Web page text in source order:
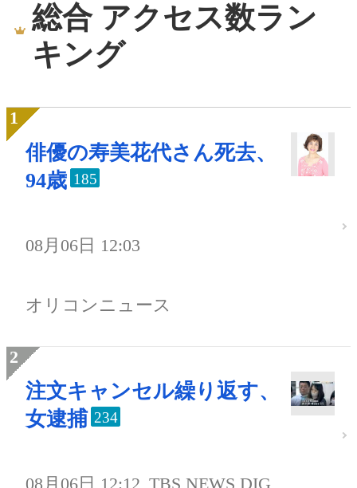
総合 アクセス数ラン
キング
俳優の寿美花代さん死去、
94歳 185
08月06日 12:03
オリコンニュース
注文キャンセル繰り返す、
女逮捕 234
08月06日 12:12 TBS NEWS DIG